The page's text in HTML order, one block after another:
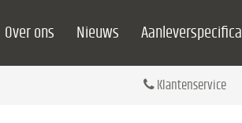
Over ons Nieuws
Klantenservice